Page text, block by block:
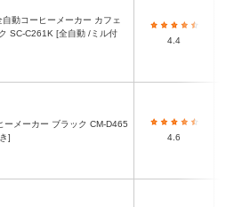
SC-C261K [全自動 /ミル付
4.4
]
4.6